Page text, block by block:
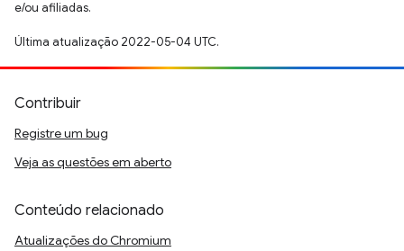
e/ou afiliadas.
Última atualização 2022-05-04 UTC.
Contribuir
Registre um bug
Veja as questões em aberto
Conteúdo relacionado
Atualizações do Chromium